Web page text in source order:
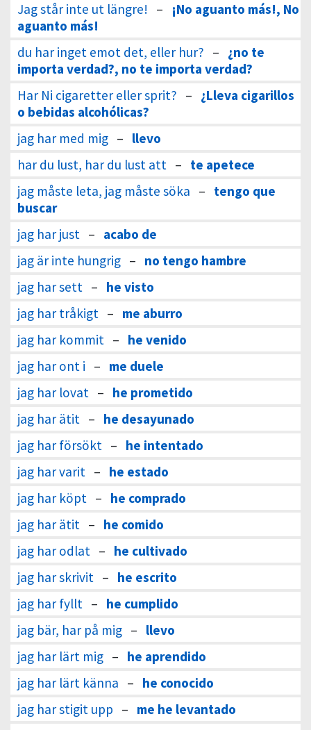
Jag står inte ut längre! –
¡No aguanto más!, No
aguanto más!
du har inget emot det, eller hur? – ¿no te
importa verdad?, no te importa verdad?
Har Ni cigaretter eller sprit? – ¿Lleva cigarillos
o bebidas alcohólicas?
jag har med mig – llevo
har du lust, har du lust att – te apetece
jag måste leta, jag måste söka – tengo que
buscar
jag har just – acabo de
jag är inte hungrig – no tengo hambre
jag har sett – he visto
jag har tråkigt – me aburro
jag har kommit – he venido
jag har ont i – me duele
jag har lovat – he prometido
jag har ätit – he desayunado
jag har försökt – he intentado
jag har varit – he estado
jag har köpt – he comprado
jag har ätit – he comido
jag har odlat – he cultivado
jag har skrivit – he escrito
jag har fyllt – he cumplido
jag bär, har på mig – llevo
jag har lärt mig – he aprendido
jag har lärt känna – he conocido
jag har stigit upp – me he levantado